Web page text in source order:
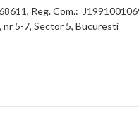
Reg. Com.:
nr 5-7, Sector 5, Bucuresti